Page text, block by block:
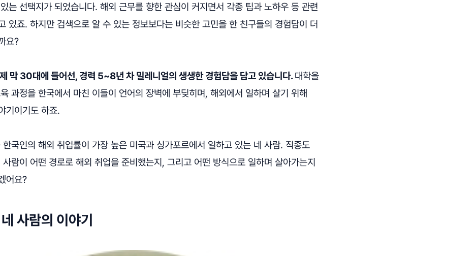
는 선택지가 되었습니다. 해외 근무를 향한 관심이 커지면서 각종 팁과 노하우 등 관련
있죠. 하지만 검색으로 알 수 있는 정보보다는 비슷한 고민을 한 친구들의 경험담이 더
요?
막 30대에 들어선, 경력 5~8년 차 밀레니얼의 생생한 경험담을 담고 있습니다.대학을
과정을 한국에서 마친 이들이 언어의 장벽에 부딪히며, 해외에서 일하며 살기 위해
기이기도 하죠.
한국인의 해외 취업률이 가장 높은 미국과 싱가포르에서 일하고 있는 네 사람. 직종도
사람이 어떤 경로로 해외 취업을 준비했는지, 그리고 어떤 방식으로 일하며 살아가는지
어요?
사람의 이야기